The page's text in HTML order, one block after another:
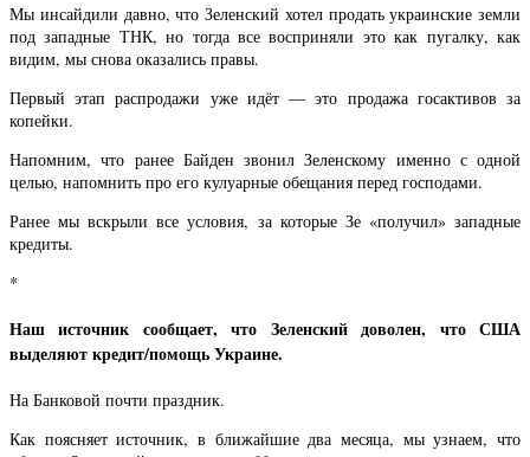
Мы инсайдили давно, что Зеленский хотел продать украинские земли
под западные ТНК, но тогда все восприняли это как пугалку, как
видим, мы снова оказались правы.
Первый этап распродажи уже идёт — это продажа госактивов за
копейки.
Напомним, что ранее Байден звонил Зеленскому именно с одной
целью, напомнить про его кулуарные обещания перед господами.
Ранее мы вскрыли все условия, за которые Зе «получил» западные
кредиты.
*
Наш источник сообщает, что Зеленский доволен, что США
выделяют кредит/помощь Украине.
На Банковой почти праздник.
Как поясняет источник, в ближайшие два месяца, мы узнаем, что